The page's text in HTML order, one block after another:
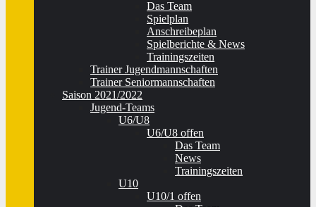
Das Team
Spielplan
Anschreibeplan
Spielberichte & News
Trainingszeiten
Trainer Jugendmannschaften
Trainer Seniormannschaften
Saison 2021/2022
Jugend-Teams
U6/U8
U6/U8 offen
Das Team
News
Trainingszeiten
U10
U10/1 offen